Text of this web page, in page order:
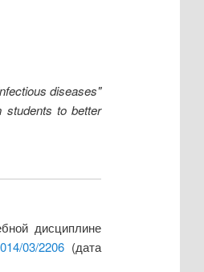
diseases"
students to better
дисциплине
03/2206 (дата